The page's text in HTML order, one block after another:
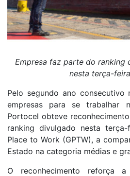
Empresa faz parte do ranking
nesta terça-
Pelo segundo ano consecutivo
empresas para se trabalhar
Portocel obteve
ranking divulgado nesta
Place to Work (GPTW), a
Estado na categoria médias e
O reconhecimento reforça